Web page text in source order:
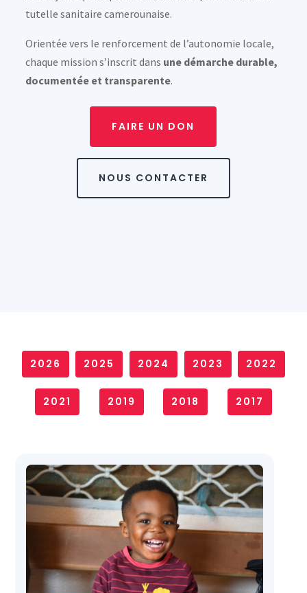
tutelle sanitaire camerounaise.
Orientée vers le renforcement de l’autonomie locale,
chaque mission s’inscrit dans une démarche durable,
documentée et transparente.
FAIRE UN DON
NOUS CONTACTER
2026 2025 2024 2023 2022
2021 2019 2018 2017